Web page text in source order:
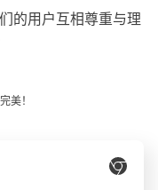
的用户互相尊重与理
完美！